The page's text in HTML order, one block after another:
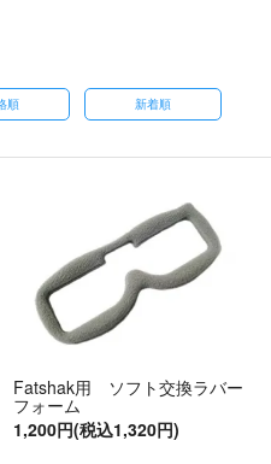
順 新着順
Fatshak用 ソフト交換ラバー
フォーム
1,200円(税込1,320円)